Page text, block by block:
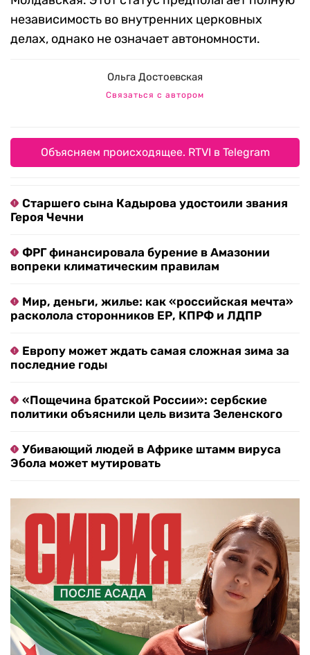
независимость во внутренних церковных
делах, однако не означает автономности.
Ольга Достоевская
Связаться с автором
Объясняем происходящее. RTVI в Telegram
Старшего сына Кадырова удостоили звания
Героя Чечни
ФРГ финансировала бурение в Амазонии
вопреки климатическим правилам
Мир, деньги, жилье: как «российская мечта»
расколола сторонников ЕР, КПРФ и ЛДПР
Европу может ждать самая сложная зима за
последние годы
«Пощечина братской России»: сербские
политики объяснили цель визита Зеленского
Убивающий людей в Африке штамм вируса
Эбола может мутировать